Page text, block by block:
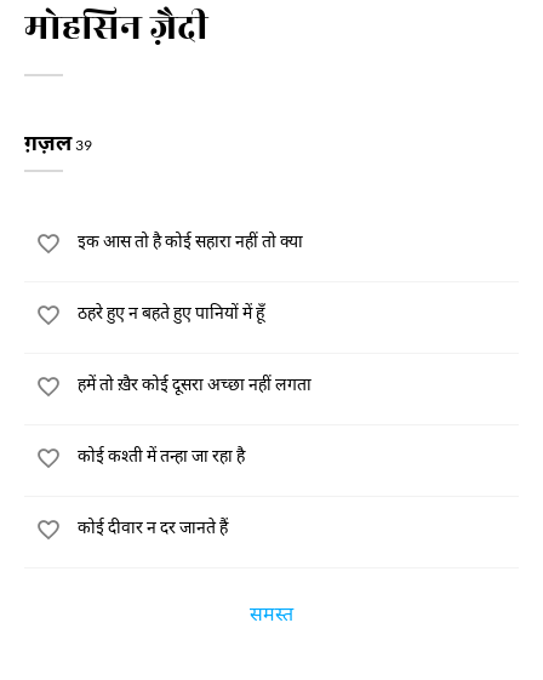
मोहसिन ज़ैदी
ग़ज़ल39
इक आस तो है कोई सहारा नहीं तो क्या
ठहरे हुए न बहते हुए पानियों में हूँ
हमें तो ख़ैर कोई दूसरा अच्छा नहीं लगता
कोई कश्ती में तन्हा जा रहा है
कोई दीवार न दर जानते हैं
समस्त